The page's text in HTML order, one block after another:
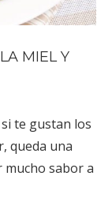
MIEL Y
te gustan los
queda una
mucho sabor a